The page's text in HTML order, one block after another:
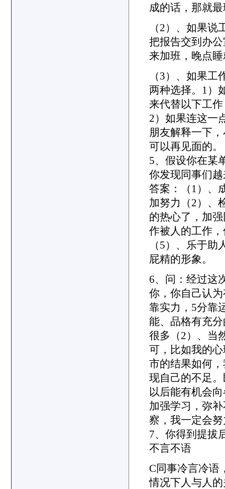
成的话，那就
（2）、如果
把报告交到办
来加班，晚点
（3）、如果
两种选择。1）
来代替以下工
2）如果连这一
朋友解释一下
可以再见面的。
5、假设你在某
你发现同事们
答案：（1）、
加努力（2）、
的热心了，加
作被人的工作
（5）、乐于
屁精的形象。
6、问：经过这
你，你自己认
靠实力，5分靠
能、品格有充
很多（2）、当
可，比如我的
市的结果如何
现自己的不足
以后能有机会
加强学习，弥
察，我一定会
7、你得到提拔
不言不语
C同事冷言冷语
情况下人与人